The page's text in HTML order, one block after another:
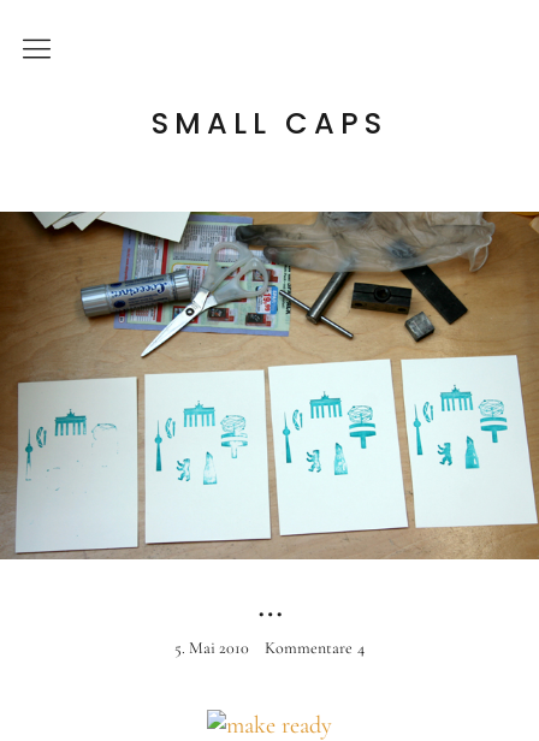
SMALL CAPS
Über mich
Letterpress Workshops
Online Kurs
Blog
Instagram
…
5. Mai 2010 Kommentare 4